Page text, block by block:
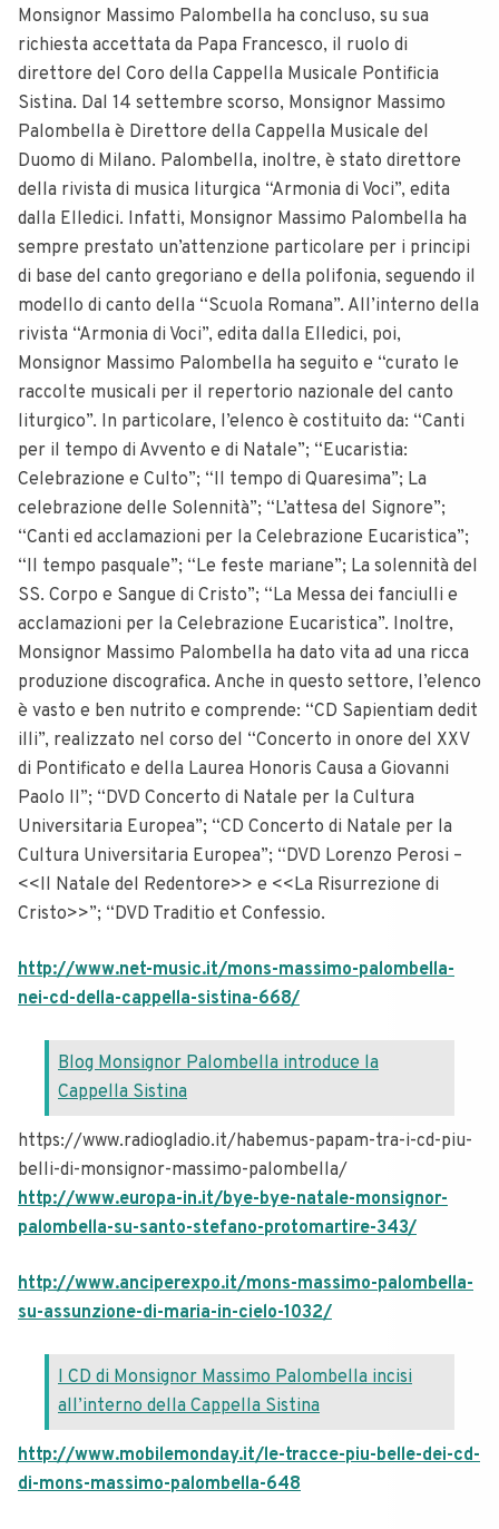
Monsignor Massimo Palombella ha concluso, su sua
richiesta accettata da Papa Francesco, il ruolo di
direttore del Coro della Cappella Musicale Pontificia
Sistina. Dal 14 settembre scorso, Monsignor Massimo
Palombella è Direttore della Cappella Musicale del
Duomo di Milano. Palombella, inoltre, è stato direttore
della rivista di musica liturgica “Armonia di Voci”, edita
dalla Elledici. Infatti, Monsignor Massimo Palombella ha
sempre prestato un’attenzione particolare per i principi
di base del canto gregoriano e della polifonia, seguendo il
modello di canto della “Scuola Romana”. All’interno della
rivista “Armonia di Voci”, edita dalla Elledici, poi,
Monsignor Massimo Palombella ha seguito e “curato le
raccolte musicali per il repertorio nazionale del canto
liturgico”. In particolare, l’elenco è costituito da: “Canti
per il tempo di Avvento e di Natale”; “Eucaristia:
Celebrazione e Culto”; “Il tempo di Quaresima”; La
celebrazione delle Solennità”; “L’attesa del Signore”;
“Canti ed acclamazioni per la Celebrazione Eucaristica”;
“Il tempo pasquale”; “Le feste mariane”; La solennità del
SS. Corpo e Sangue di Cristo”; “La Messa dei fanciulli e
acclamazioni per la Celebrazione Eucaristica”. Inoltre,
Monsignor Massimo Palombella ha dato vita ad una ricca
produzione discografica. Anche in questo settore, l’elenco
è vasto e ben nutrito e comprende: “CD Sapientiam dedit
illi”, realizzato nel corso del “Concerto in onore del XXV
di Pontificato e della Laurea Honoris Causa a Giovanni
Paolo II”; “DVD Concerto di Natale per la Cultura
Universitaria Europea”; “CD Concerto di Natale per la
Cultura Universitaria Europea”; “DVD Lorenzo Perosi –
<<Il Natale del Redentore>> e <<La Risurrezione di
Cristo>>”; “DVD Traditio et Confessio.
http://www.net-music.it/mons-massimo-palombella-
nei-cd-della-cappella-sistina-668/
Blog Monsignor Palombella introduce la
Cappella Sistina
https://www.radiogladio.it/habemus-papam-tra-i-cd-piu-
belli-di-monsignor-massimo-palombella/
http://www.europa-in.it/bye-bye-natale-monsignor-
palombella-su-santo-stefano-protomartire-343/
http://www.anciperexpo.it/mons-massimo-palombella-
su-assunzione-di-maria-in-cielo-1032/
I CD di Monsignor Massimo Palombella incisi
all’interno della Cappella Sistina
http://www.mobilemonday.it/le-tracce-piu-belle-dei-cd-
di-mons-massimo-palombella-648